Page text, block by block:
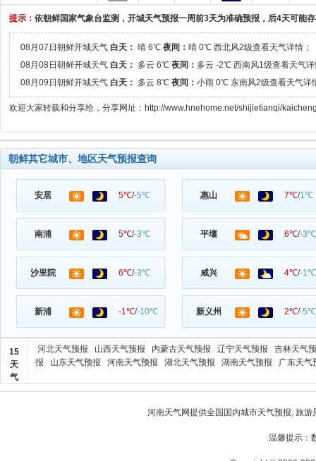
提示： 依朝鲜国家气象台监测，开城天气预报一周前3天为准确预报，后4天可能
08月07日朝鲜开城天气 白天： 晴 6℃ 夜间： 晴 0℃ 西北风2级查看天气详情；
08月08日朝鲜开城天气 白天： 多云 6℃ 夜间： 多云 -2℃ 西南风1级查看天气详
08月09日朝鲜开城天气 白天： 多云 8℃ 夜间： 小雨 0℃ 东南风2级查看天气详
欢迎大家转载和分享给，分享网址：http://www.hnehome.net/shijietianqi/
朝鲜其它城市、地区天气预报查询
安居 5℃/-5℃ 惠山 7℃/1℃
南浦 5℃/-3℃ 平壤 6℃/-3℃
沙里院 6℃/-3℃ 咸兴 4℃/-1℃
新浦 -1℃/-10℃ 新义州 2℃/-5℃
15
天
气
河北天气预报 山西天气预报 内蒙古天气预报 辽宁天气预报
吉林天气
报
山东天气预报 河南天气预报 湖北天气预报 湖南天气预报 广东天气
河南天气网提供全国国内城市天气预报, 旅游
温馨提示：